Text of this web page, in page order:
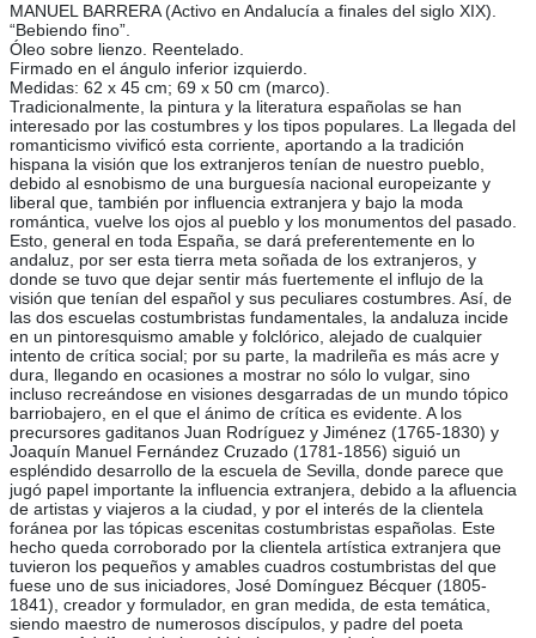
MANUEL BARRERA (Activo en Andalucía a finales del siglo XIX).
“Bebiendo fino”.
Óleo sobre lienzo. Reentelado.
Firmado en el ángulo inferior izquierdo.
Medidas: 62 x 45 cm; 69 x 50 cm (marco).
Tradicionalmente, la pintura y la literatura españolas se han
interesado por las costumbres y los tipos populares. La llegada del
romanticismo vivificó esta corriente, aportando a la tradición
hispana la visión que los extranjeros tenían de nuestro pueblo,
debido al esnobismo de una burguesía nacional europeizante y
liberal que, también por influencia extranjera y bajo la moda
romántica, vuelve los ojos al pueblo y los monumentos del pasado.
Esto, general en toda España, se dará preferentemente en lo
andaluz, por ser esta tierra meta soñada de los extranjeros, y
donde se tuvo que dejar sentir más fuertemente el influjo de la
visión que tenían del español y sus peculiares costumbres. Así, de
las dos escuelas costumbristas fundamentales, la andaluza incide
en un pintoresquismo amable y folclórico, alejado de cualquier
intento de crítica social; por su parte, la madrileña es más acre y
dura, llegando en ocasiones a mostrar no sólo lo vulgar, sino
incluso recreándose en visiones desgarradas de un mundo tópico
barriobajero, en el que el ánimo de crítica es evidente. A los
precursores gaditanos Juan Rodríguez y Jiménez (1765-1830) y
Joaquín Manuel Fernández Cruzado (1781-1856) siguió un
espléndido desarrollo de la escuela de Sevilla, donde parece que
jugó papel importante la influencia extranjera, debido a la afluencia
de artistas y viajeros a la ciudad, y por el interés de la clientela
foránea por las tópicas escenitas costumbristas españolas. Este
hecho queda corroborado por la clientela artística extranjera que
tuvieron los pequeños y amables cuadros costumbristas del que
fuese uno de sus iniciadores, José Domínguez Bécquer (1805-
1841), creador y formulador, en gran medida, de esta temática,
siendo maestro de numerosos discípulos, y padre del poeta